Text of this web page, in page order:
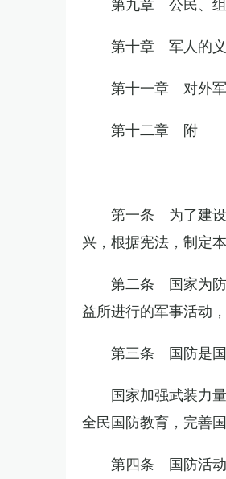
第十章 军人的
第十一章 对外
第十二章 附
第一条 为了建设
兴，根据宪法，制定本
第二条 国家为防
益所进行的军事活动
第三条 国防是国
国家加强武装力
全民国防教育，完善
第四条 国防活动